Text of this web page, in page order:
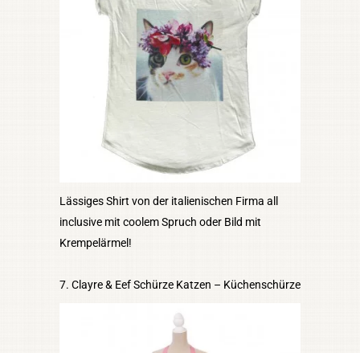
Lässiges Shirt von der italienischen Firma all
inclusive mit coolem Spruch oder Bild mit
Krempelärmel!
7. Clayre & Eef Schürze Katzen – Küchenschürze